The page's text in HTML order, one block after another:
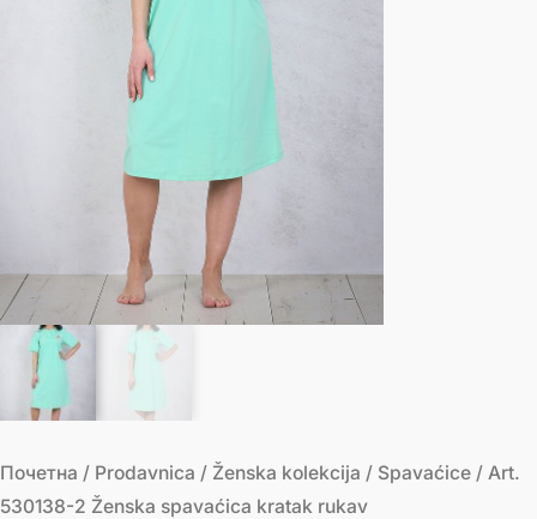
Почетна / Prodavnica / Ženska kolekcija / Spavaćice / Art.
530138-2 Ženska spavaćica kratak rukav